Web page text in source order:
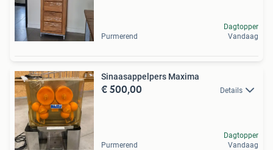
Purmerend
Dagtopper
Vandaag
Sinaasappelpers Maxima
€ 500,00 Details
Purmerend
Dagtopper
Vandaag